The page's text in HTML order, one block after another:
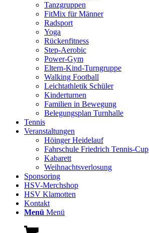
Tanzgruppen
FitMix für Männer
Radsport
Yoga
Rückenfitness
Step-Aerobic
Power-Gym
Eltern-Kind-Turngruppe
Walking Football
Leichtathletik Schüler
Kinderturnen
Familien in Bewegung
Belegungsplan Turnhalle
Tennis
Veranstaltungen
Höinger Heidelauf
Fahrschule Friedrich Tennis-Cup
Kabarett
Weihnachtsverlosung
Sponsoring
HSV-Merchshop
HSV Klamotten
Kontakt
Menü Menü